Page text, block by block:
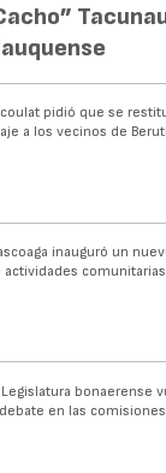
pidió que se
a los vecinos de Beruti
inauguró un
actividades comunitarias
Legislatura bonaerense
en las comisiones